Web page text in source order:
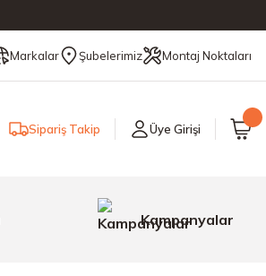
Markalar Şubelerimiz Montaj Noktaları
Sipariş Takip Üye Girişi
Kampanyalar